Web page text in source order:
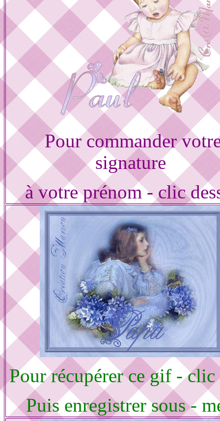
Pour commander
signature
à votre prénom - clic
Pour récupérer ce gif -
Puis enregistrer sous -